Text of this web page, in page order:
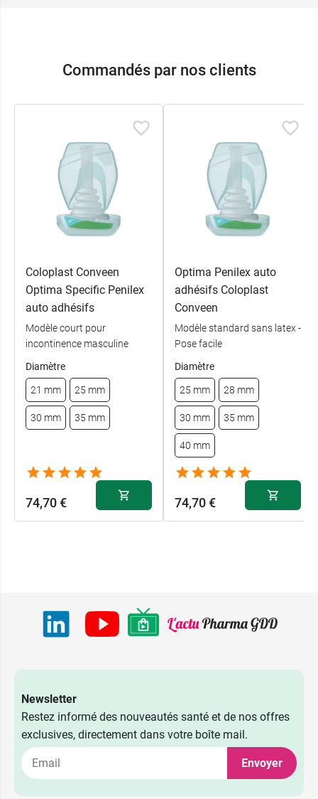
Commandés par nos clients
Coloplast Conveen
Optima Specific Penilex
auto adhésifs
Modèle court pour
incontinence masculine
Diamètre
21 mm 25 mm
30 mm 35 mm
74,70 €
21 mm -
par 30
74,70 €
25 mm -
Contenance :
par 30
Optima Penilex auto
adhésifs Coloplast
Conveen
Modèle standard sans latex -
Pose facile
Diamètre
25 mm 28 mm
30 mm 35 mm
40 mm
74,70 €
par 30
par 30
74,70 €
par 30
74,70 €
Newsletter
Restez informé des nouveautés santé et de nos offres
exclusives, directement dans votre boîte mail.
Envoyer